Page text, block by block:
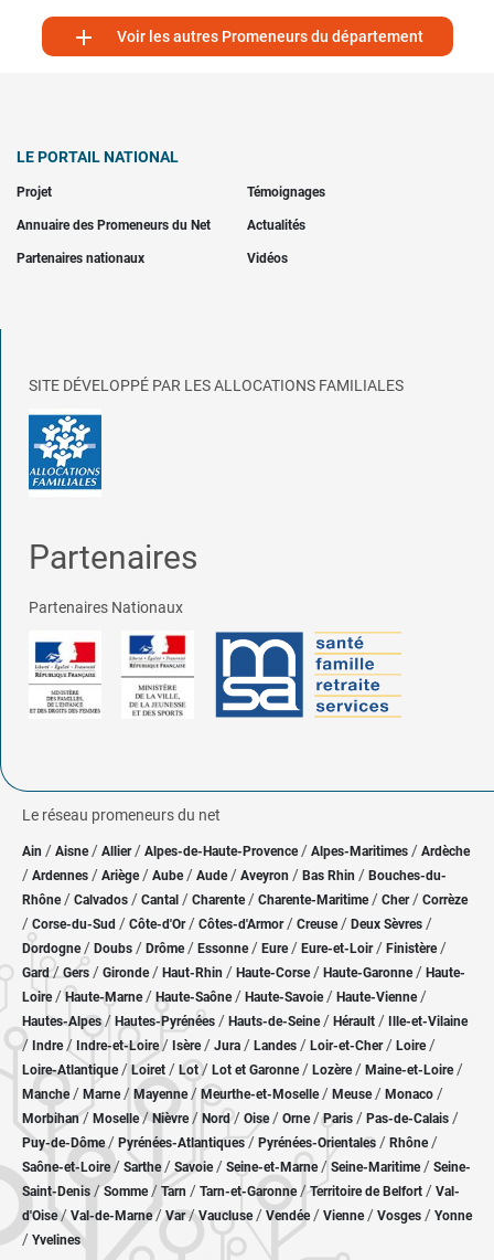
 Voir les autres Promeneurs du département
LE PORTAIL NATIONAL
Projet Témoignages
Annuaire des Promeneurs du Net Actualités
Partenaires nationaux Vidéos
SITE DÉVELOPPÉ PAR LES ALLOCATIONS FAMILIALES
Partenaires
Partenaires Nationaux
Le réseau promeneurs du net
Ain / Aisne/ Allier/ Alpes-de-Haute-Provence / Alpes-Maritimes / Ardèche
/ Ardennes / Ariège/ Aube/ Aude / Aveyron / Bas Rhin / Bouches-du-
Rhône/ Calvados / Cantal / Charente / Charente-Maritime/ Cher / Corrèze
/ Corse-du-Sud / Côte-d'Or / Côtes-d'Armor/ Creuse/ Deux Sèvres /
Dordogne/ Doubs / Drôme/ Essonne / Eure/ Eure-et-Loir / Finistère/
Gard/Gers / Gironde/ Haut-Rhin / Haute-Corse/ Haute-Garonne/ Haute-
Loire/Haute-Marne/ Haute-Saône/ Haute-Savoie/ Haute-Vienne/
Hautes-Alpes/ Hautes-Pyrénées / Hauts-de-Seine/ Hérault / Ille-et-Vilaine
/ Indre/ Indre-et-Loire/ Isère/ Jura / Landes / Loir-et-Cher/ Loire/
Loire-Atlantique/ Loiret / Lot/ Lot et Garonne/ Lozère / Maine-et-Loire/
Manche/ Marne/ Mayenne/ Meurthe-et-Moselle/ Meuse/ Monaco /
Morbihan/ Moselle/ Nièvre / Nord/ Oise / Orne/Paris / Pas-de-Calais /
Puy-de-Dôme/ Pyrénées-Atlantiques / Pyrénées-Orientales / Rhône/
Saône-et-Loire/ Sarthe/ Savoie/ Seine-et-Marne/ Seine-Maritime/ Seine-
Saint-Denis /Somme/ Tarn / Tarn-et-Garonne/Territoire de Belfort / Val-
d'Oise/ Val-de-Marne/Var/Vaucluse/ Vendée/ Vienne/ Vosges / Yonne
/ Yvelines